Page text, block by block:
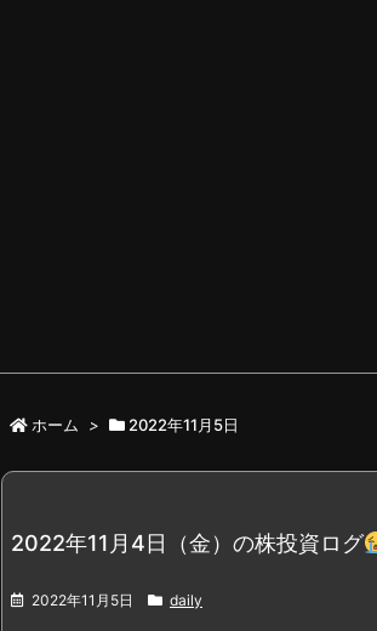
ホーム > 2022年11月5日
2022年11月4日（金）の株投資ログ
2022年11月5日 daily